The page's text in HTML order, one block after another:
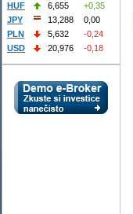
HUF
6,655
+0,35
JPY
13,288
0,00
PLN
5,632
-0,24
USD
20,976 -0,18